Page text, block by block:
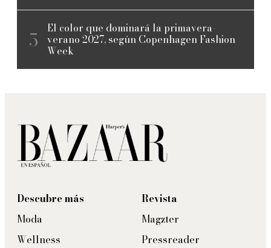
El color que dominará la primavera-
verano 2027, según Copenhagen Fashion
Week
Descubre más
Moda
Wellness
Revista
Magzter
Pressreader